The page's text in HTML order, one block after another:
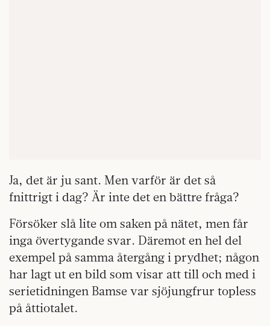
Ja, det är ju sant. Men varför är det så
fnittrigt i dag? Är inte det en bättre fråga?
Försöker slå lite om saken på nätet, men får
inga övertygande svar. Däremot en hel del
exempel på samma återgång i prydhet; någon
har lagt ut en bild som visar att till och med i
serietidningen Bamse var sjöjungfrur topless
på åttiotalet.